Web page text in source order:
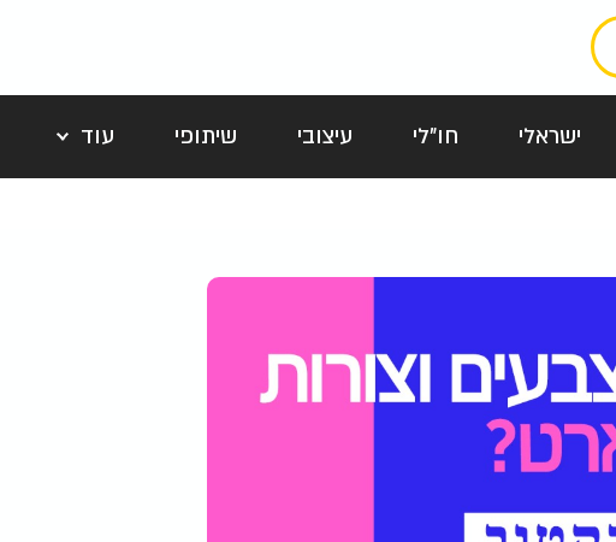
ישראלי חו"לי עיצובי שיתופי
עוד